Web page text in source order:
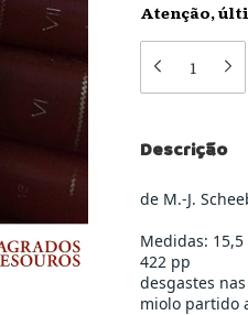
Atenção,
Descrição
de M.-J.
Medidas: 15,5
422 pp
desgastes
miolo partido